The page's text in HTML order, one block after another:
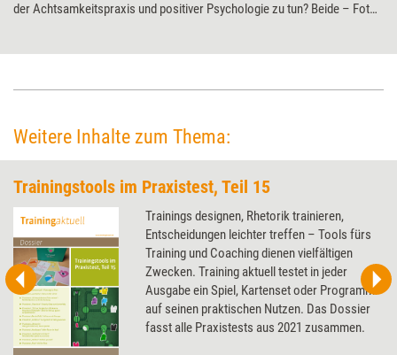
der Achtsamkeitspraxis und positiver Psychologie zu tun? Beide – Fotos
Weitere Inhalte zum Thema:
Trainingstools im Praxistest, Teil 15
Trainings designen, Rhetorik trainieren,
Entscheidungen leichter treffen – Tools fürs
Training und Coaching dienen vielfältigen
Zwecken. Training aktuell testet in jeder
Ausgabe ein Spiel, Kartenset oder Programm
auf seinen praktischen Nutzen. Das Dossier
fasst alle Praxistests aus 2021 zusammen.